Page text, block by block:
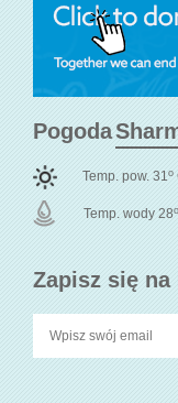
Zapisz się
Pogoda
Temp. pow. 31o
Temp. wody 28o